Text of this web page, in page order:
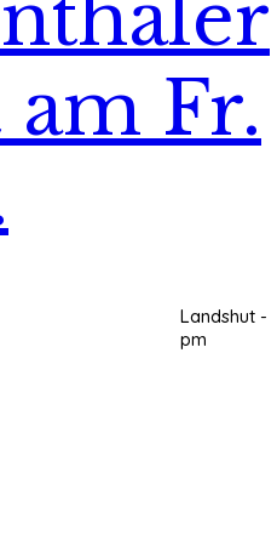
Fr.
Landshut -
pm